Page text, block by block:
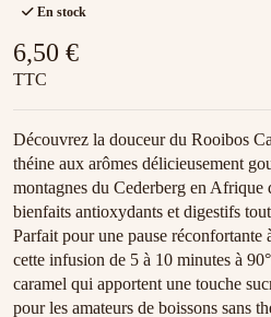
En stock
6,50 €
TTC
Découvrez la douceur du Rooibos
théine aux arômes délicieusement
montagnes du Cederberg en Afrique
bienfaits antioxydants et digestifs
Parfait pour une pause réconfortante
cette infusion de 5 à 10 minutes à
caramel qui apportent une touche
pour les amateurs de boissons sans